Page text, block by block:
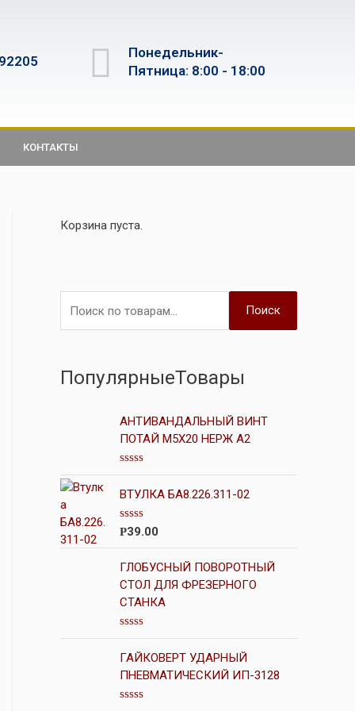
Понедельник-
Пятница: 8:00 - 18:00
КОНТАКТЫ
Корзина пуста.
Поиск
ПопулярныеТовары
АНТИВАНДАЛЬНЫЙ ВИНТ
ПОТАЙ М5Х20 НЕРЖ А2
О
ц
е
н
а
0
з
5
ВТУЛКА БА8.226.311-02
О
н
к
а
0
з
5
Р39.00
ГЛОБУСНЫЙ ПОВОРОТНЫЙ
СТОЛ ДЛЯ ФРЕЗЕРНОГО
СТАНКА
О
ц
е
н
а
ГАЙКОВЕРТ УДАРНЫЙ
ПНЕВМАТИЧЕСКИЙ ИП-3128